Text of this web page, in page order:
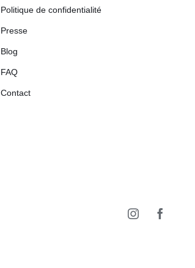
Politique de confidentialité
Presse
Blog
FAQ
Contact